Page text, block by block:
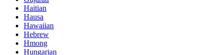
Haitian
Hausa
Hawaiian
Hebrew
Hmong
Hungarian